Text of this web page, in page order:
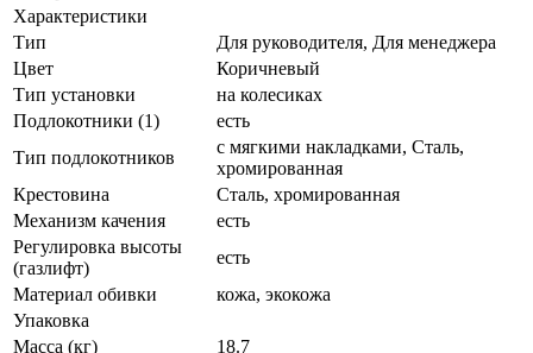
Характеристики
Тип
Для руководителя, Для менеджера
Цвет
Коричневый
Тип установки
на колесиках
Подлокотники (1)
есть
Тип подлокотников
с мягкими накладками, Сталь,
хромированная
Крестовина
Сталь, хромированная
Механизм качения
есть
Регулировка высоты
(газлифт)
есть
Материал обивки
кожа, экокожа
Упаковка
Масса (кг)
18.7